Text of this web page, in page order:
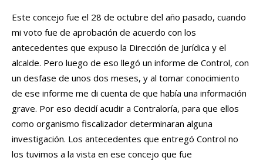
Este concejo fue el 28 de octubre del año pasado, cuando
mi voto fue de aprobación de acuerdo con los
antecedentes que expuso la Dirección de Jurídica y el
alcalde. Pero luego de eso llegó un informe de Control, con
un desfase de unos dos meses, y al tomar conocimiento
de ese informe me di cuenta de que había una información
grave. Por eso decidí acudir a Contraloría, para que ellos
como organismo fiscalizador determinaran alguna
investigación. Los antecedentes que entregó Control no
los tuvimos a la vista en ese concejo que fue